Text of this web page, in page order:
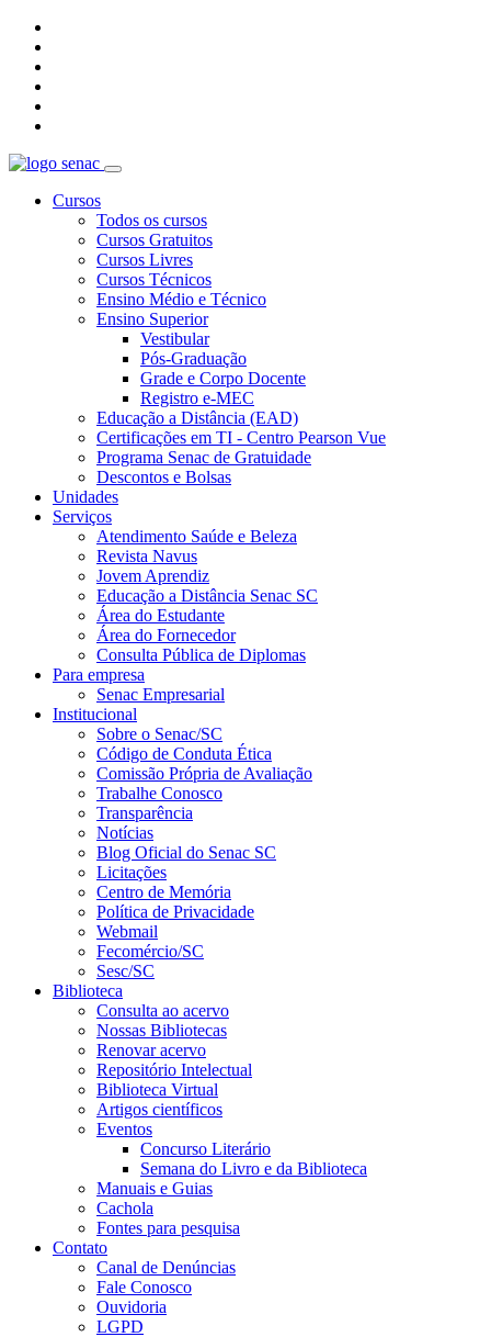
Cursos
Todos os cursos
Cursos Gratuitos
Cursos Livres
Cursos Técnicos
Ensino Médio e Técnico
Ensino Superior
Vestibular
Pós-Graduação
Grade e Corpo Docente
Registro e-MEC
Educação a Distância (EAD)
Certificações em TI - Centro Pearson Vue
Programa Senac de Gratuidade
Descontos e Bolsas
Unidades
Serviços
Atendimento Saúde e Beleza
Revista Navus
Jovem Aprendiz
Educação a Distância Senac SC
Área do Estudante
Área do Fornecedor
Consulta Pública de Diplomas
Para empresa
Senac Empresarial
Institucional
Sobre o Senac/SC
Código de Conduta Ética
Comissão Própria de Avaliação
Trabalhe Conosco
Transparência
Notícias
Blog Oficial do Senac SC
Licitações
Centro de Memória
Política de Privacidade
Webmail
Fecomércio/SC
Sesc/SC
Biblioteca
Consulta ao acervo
Nossas Bibliotecas
Renovar acervo
Repositório Intelectual
Biblioteca Virtual
Artigos científicos
Eventos
Concurso Literário
Semana do Livro e da Biblioteca
Manuais e Guias
Cachola
Fontes para pesquisa
Contato
Canal de Denúncias
Fale Conosco
Ouvidoria
LGPD